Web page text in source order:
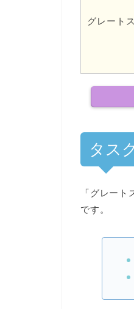
グレート
タス
「グレート
です。